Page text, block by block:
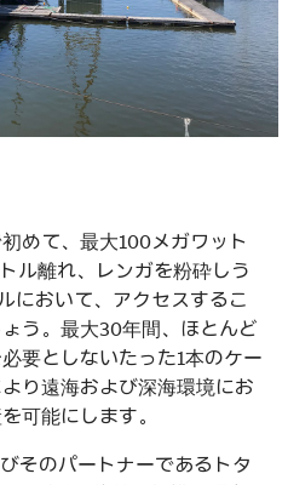
めて、最大100メガワット
ル離れ、レンガを粉砕しう
において、アクセスするこ
う。最大30年間、ほとんど
要としないたった1本のケー
り遠海および深海環境にお
可能にします。
そのパートナーであるトタ